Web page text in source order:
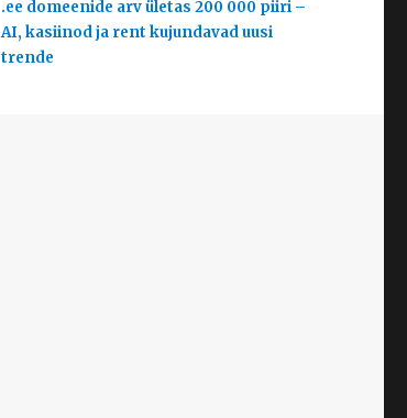
.ee domeenide arv ületas 200 000 piiri –
AI, kasiinod ja rent kujundavad uusi
trende